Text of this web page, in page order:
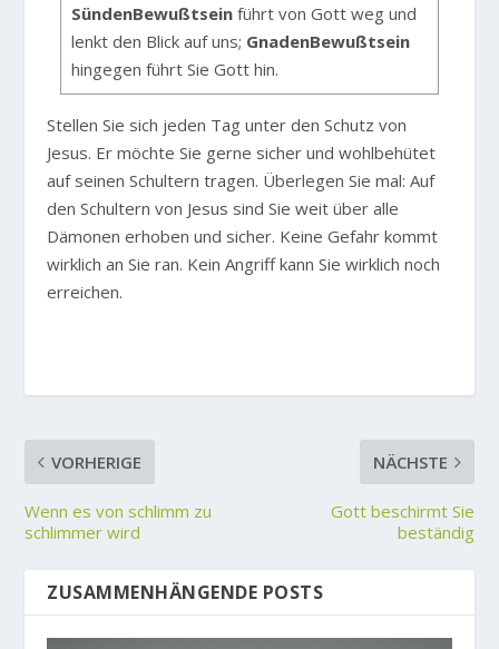
SündenBewußtseinführt von Gott weg und
lenkt den Blick auf uns; GnadenBewußtsein
hingegen führt Sie Gott hin.
Stellen Sie sich jeden Tag unter den Schutz von
Jesus. Er möchte Sie gerne sicher und wohlbehütet
auf seinen Schultern tragen. Überlegen Sie mal: Auf
den Schultern von Jesus sind Sie weit über alle
Dämonen erhoben und sicher. Keine Gefahr kommt
wirklich an Sie ran. Kein Angriff kann Sie wirklich noch
erreichen.
VORHERIGE
Wenn es von schlimm zu
schlimmer wird
NÄCHSTE
Gott beschirmt Sie
beständig
ZUSAMMENHÄNGENDE POSTS